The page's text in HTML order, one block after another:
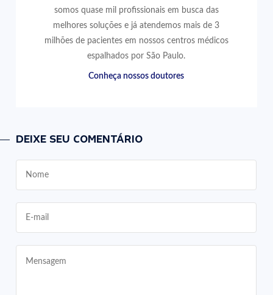
somos quase mil profissionais em busca das
melhores soluções e já atendemos mais de 3
milhões de pacientes em nossos centros médicos
espalhados por São Paulo.
Conheça nossos doutores
DEIXE SEU COMENTÁRIO